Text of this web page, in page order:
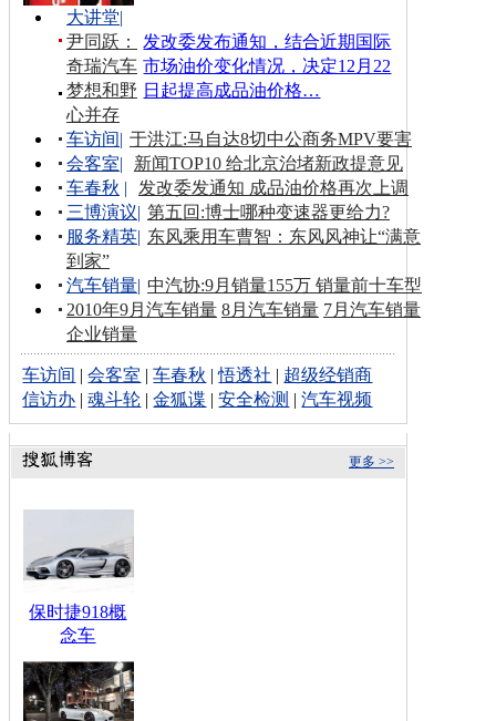
发改委发布通知，结合近期国际
市场油价变化情况，决定12月22
日起提高成品油价格…
大讲堂|
尹同跃：
奇瑞汽车
梦想和野
心并存
车访间| 于洪江:马自达8切中公商务MPV要害
会客室|
新闻TOP10 给北京治堵新政提意见
车春秋 |
发改委发通知 成品油价格再次上调
三博演议| 第五回:博士哪种变速器更给力?
服务精英| 东风乘用车曹智：东风风神让“满意
到家”
汽车销量| 中汽协:9月销量155万 销量前十车型
2010年9月汽车销量 8月汽车销量 7月汽车销量
企业销量
车访间 |会客室 |车春秋 |悟透社 | 超级经销商
信访办 |魂斗轮 |金狐谍 |安全检测 |汽车视频
更多 >>
保时捷918概
念车